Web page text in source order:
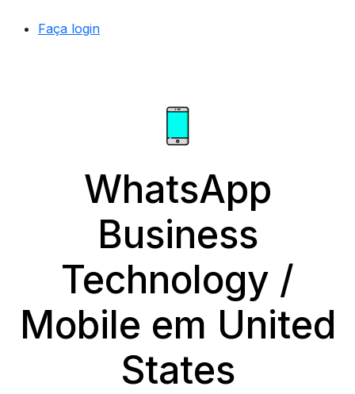
Faça login
WhatsApp
Business
Technology /
Mobile em United
States